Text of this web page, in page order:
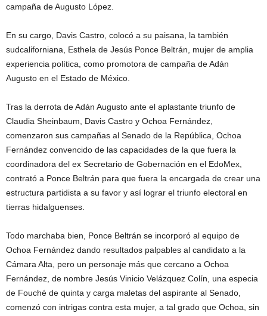
campaña de Augusto López.
En su cargo, Davis Castro, colocó a su paisana, la también
sudcaliforniana, Esthela de Jesús Ponce Beltrán, mujer de amplia
experiencia política, como promotora de campaña de Adán
Augusto en el Estado de México.
Tras la derrota de Adán Augusto ante el aplastante triunfo de
Claudia Sheinbaum, Davis Castro y Ochoa Fernández,
comenzaron sus campañas al Senado de la República, Ochoa
Fernández convencido de las capacidades de la que fuera la
coordinadora del ex Secretario de Gobernación en el EdoMex,
contrató a Ponce Beltrán para que fuera la encargada de crear una
estructura partidista a su favor y así lograr el triunfo electoral en
tierras hidalguenses.
Todo marchaba bien, Ponce Beltrán se incorporó al equipo de
Ochoa Fernández dando resultados palpables al candidato a la
Cámara Alta, pero un personaje más que cercano a Ochoa
Fernández, de nombre Jesús Vinicio Velázquez Colín, una especia
de Fouché de quinta y carga maletas del aspirante al Senado,
comenzó con intrigas contra esta mujer, a tal grado que Ochoa, sin